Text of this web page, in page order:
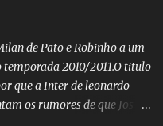
de Pato e Robinho a um
2010/2011.O titulo
que a Inter de leonardo
os rumores de que Jos